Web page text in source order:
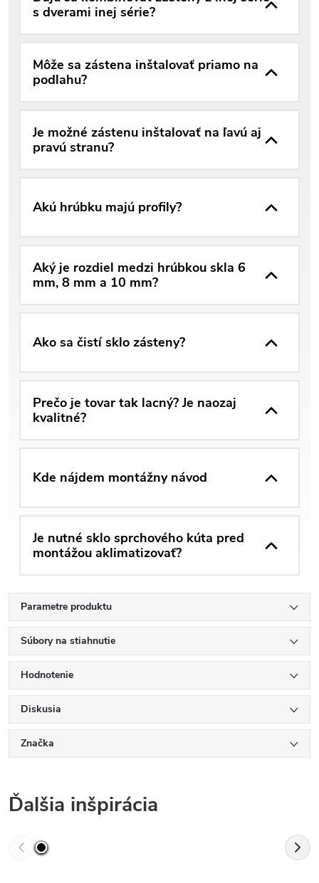
s dverami inej série?
Môže sa zástena inštalovať priamo na
podlahu?
Je možné zástenu inštalovať na ľavú aj
pravú stranu?
Akú hrúbku majú profily?
Aký je rozdiel medzi hrúbkou skla 6
mm, 8 mm a 10 mm?
Ako sa čistí sklo zásteny?
Prečo je tovar tak lacný? Je naozaj
kvalitné?
Kde nájdem montážny návod
Je nutné sklo sprchového kúta pred
montážou aklimatizovať?
Parametre produktu
Súbory na stiahnutie
Hodnotenie
Diskusia
Značka
Ďalšia inšpirácia